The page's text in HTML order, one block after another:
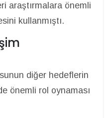
araştırmalara önemli
kullanmıştı.
diğer hedeflerin
önemli rol oynaması